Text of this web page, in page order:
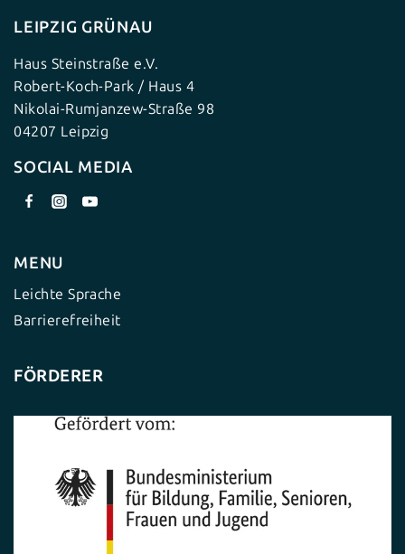
LEIPZIG GRÜNAU
Haus Steinstraße e.V.
Robert-Koch-Park / Haus 4
Nikolai-Rumjanzew-Straße 98
04207 Leipzig
SOCIAL MEDIA
MENU
Leichte Sprache
Barrierefreiheit
FÖRDERER